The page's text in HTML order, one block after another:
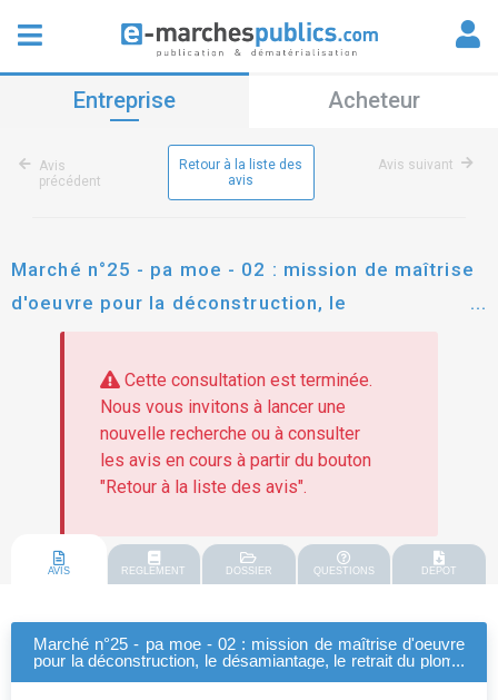
Entreprise Acheteur
Avis
précédent
Retour à la liste des
avis
Avis suivant
Marché n°25 - pa moe - 02 : mission de maîtrise
d'oeuvre pour la déconstruction, le
désamiantage, le retrait du plomb et le
traitement des sources de pollution concentrées
des biens sis à rue du maréchal leclerc et lieudit
" l'écluse " à venette (60) - ancien site plastic
Cette consultation est terminée.
Nous vous invitons à lancer une
nouvelle recherche ou à consulter
les avis en cours à partir du bouton
"Retour à la liste des avis".
AVIS REGLEMENT DOSSIER QUESTIONS DEPOT
Marché n°25 - pa moe - 02 : mission de maîtrise d'oeuvre
pour la déconstruction, le désamiantage, le retrait du plomb